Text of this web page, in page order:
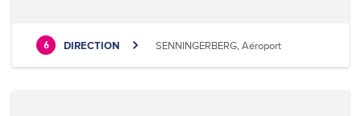
6 DIRECTION SENNINGERBERG, Aéroport